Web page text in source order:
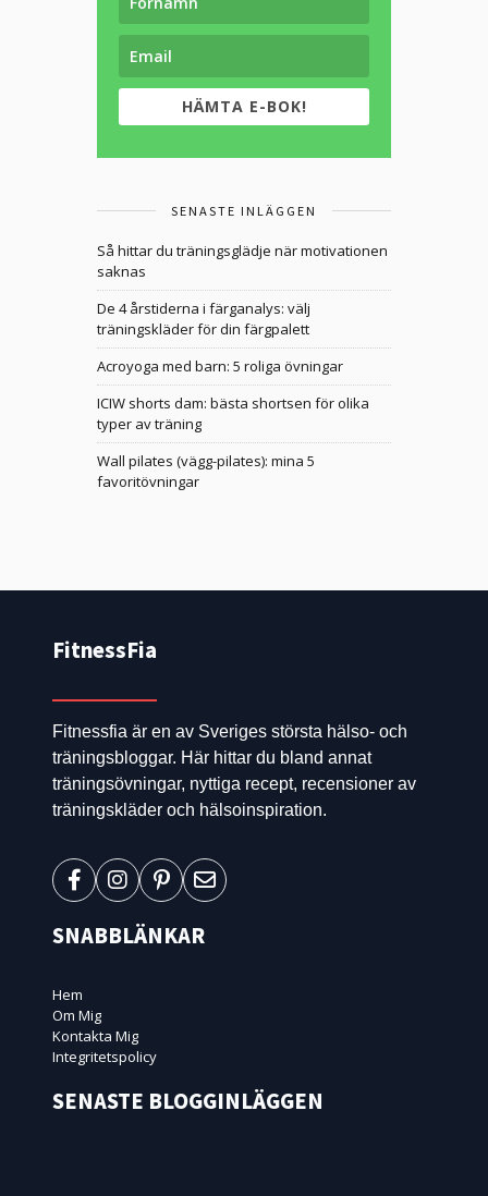
HÄMTA E-BOK!
SENASTE INLÄGGEN
Så hittar du träningsglädje när motivationen
saknas
De 4 årstiderna i färganalys: välj
träningskläder för din färgpalett
Acroyoga med barn: 5 roliga övningar
ICIW shorts dam: bästa shortsen för olika
typer av träning
Wall pilates (vägg-pilates): mina 5
favoritövningar
FitnessFia
Fitnessfia är en av Sveriges största hälso- och
träningsbloggar. Här hittar du bland annat
träningsövningar, nyttiga recept, recensioner av
träningskläder och hälsoinspiration.
SNABBLÄNKAR
Hem
Om Mig
Kontakta Mig
Integritetspolicy
SENASTE BLOGGINLÄGGEN